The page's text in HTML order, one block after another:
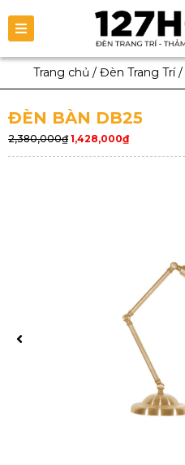
Trang chủ / Đèn Trang Trí/
ĐÈN BÀN DB25
2,380,000₫ 1,428,000₫